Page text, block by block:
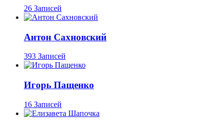
26 Записей
Антон Сахновский
393 Записей
Игорь Пащенко
16 Записей